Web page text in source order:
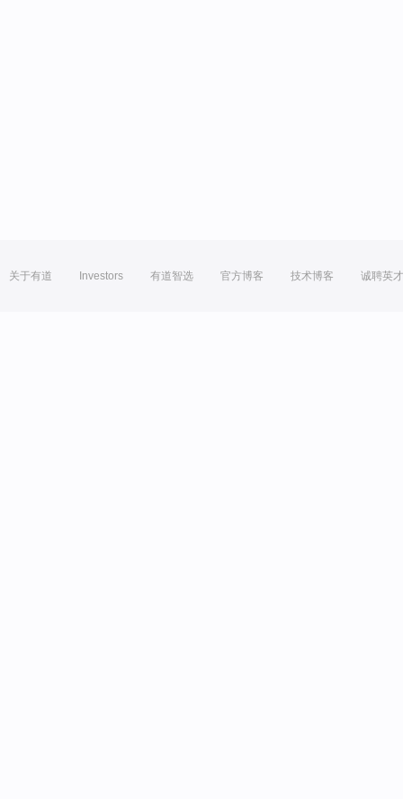
关于有道 Investors 有道智选 官方博客 技术博客 诚聘英才